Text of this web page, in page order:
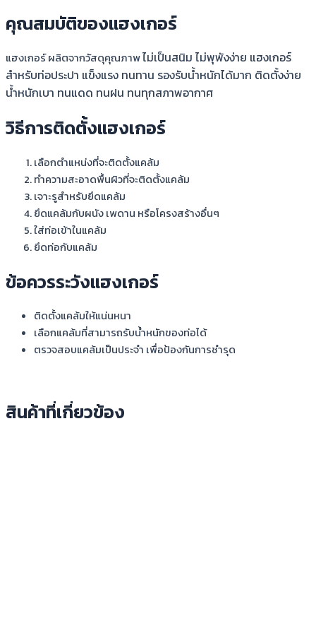
คุณสมบัติของแฮงเกอร์
แฮงเกอร์ ผลิตจากวัสดุคุณภาพไม่เป็นสนิม ไม่พุพังง่าย แฮงเกอร์
สำหรับท่อประปา แข็งแรง ทนทาน รองรับน้ำหนักได้มาก ติดตั้งง่าย
น้ำหนักเบา ทนแดด ทนฝน ทนทุกสภาพอากาศ
วิธีการติดตั้งแฮงเกอร์
เลือกตำแหน่งที่จะติดตั้งแคล้ม
ทำความสะอาดพื้นผิวที่จะติดตั้งแคล้ม
เจาะรูสำหรับยึดแคล้ม
ยึดแคล้มกับผนัง เพดาน หรือโครงสร้างอื่นๆ
ใส่ท่อเข้าในแคล้ม
ยึดท่อกับแคล้ม
ข้อควรระวังแฮงเกอร์
ติดตั้งแคล้มให้แน่นหนา
เลือกแคล้มที่สามารถรับน้ำหนักของท่อได้
ตรวจสอบแคล้มเป็นประจำ เพื่อป้องกันการชำรุด
สินค้าที่เกี่ยวข้อง